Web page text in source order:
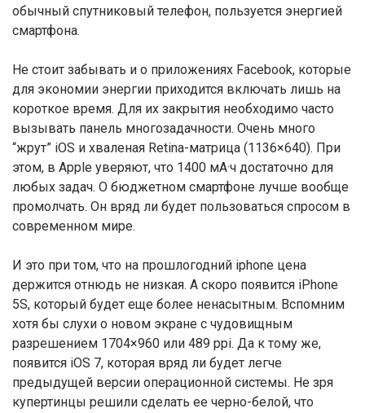
обычный спутниковый телефон, пользуется энергией
смартфона.
Не стоит забывать и о приложениях Facebook, которые
для экономии энергии приходится включать лишь на
короткое время. Для их закрытия необходимо часто
вызывать панель многозадачности. Очень много
“жрут” iOS и хваленая Retina-матрица (1136×640). При
этом, в Apple уверяют, что 1400 мА·ч достаточно для
любых задач. О бюджетном смартфоне лучше вообще
промолчать. Он вряд ли будет пользоваться спросом в
современном мире.
И это при том, что на прошлогодний iphone цена
держится отнюдь не низкая. А скоро появится iPhone
5S, который будет еще более ненасытным. Вспомним
хотя бы слухи о новом экране с чудовищным
разрешением 1704×960 или 489 ppi. Да к тому же,
появится iOS 7, которая вряд ли будет легче
предыдущей версии операционной системы. Не зря
купертинцы решили сделать ее черно-белой, что